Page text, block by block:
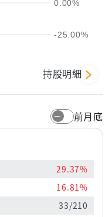
-25.00%
0.00%
持股明細
前月底
29.37%
16.81%
33/210